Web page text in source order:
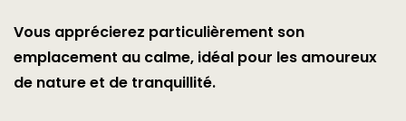
Vous apprécierez particulièrement son
emplacement au calme, idéal pour les amoureux
de nature et de tranquillité.